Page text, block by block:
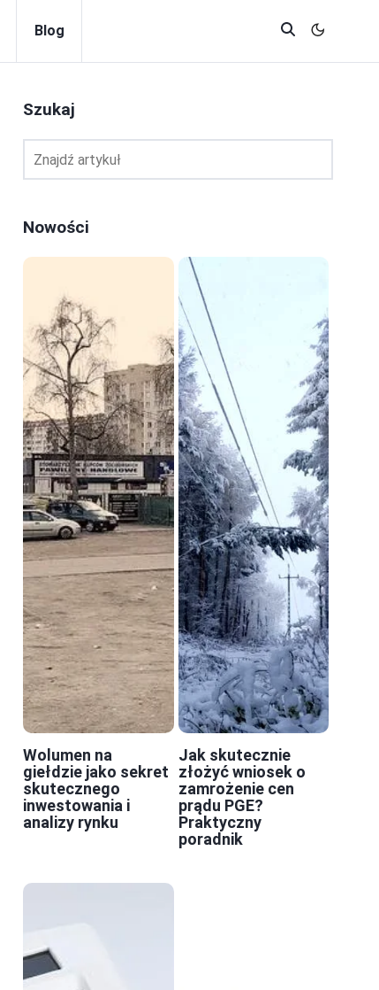
Blog
Szukaj
Nowości
Wolumen na
giełdzie jako sekret
skutecznego
inwestowania i
analizy rynku
Jak skutecznie
złożyć wniosek o
zamrożenie cen
prądu PGE?
Praktyczny
poradnik